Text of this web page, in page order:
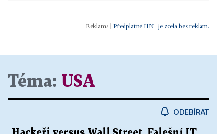
Předplatné HN+ je zcela bez reklam.
Téma: USA
ODEBÍRAT